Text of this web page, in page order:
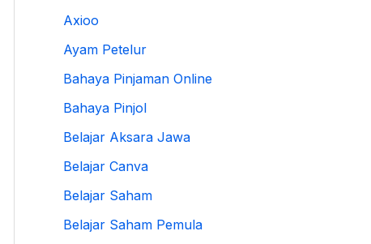
Axioo
Ayam Petelur
Bahaya Pinjaman Online
Bahaya Pinjol
Belajar Aksara Jawa
Belajar Canva
Belajar Saham
Belajar Saham Pemula